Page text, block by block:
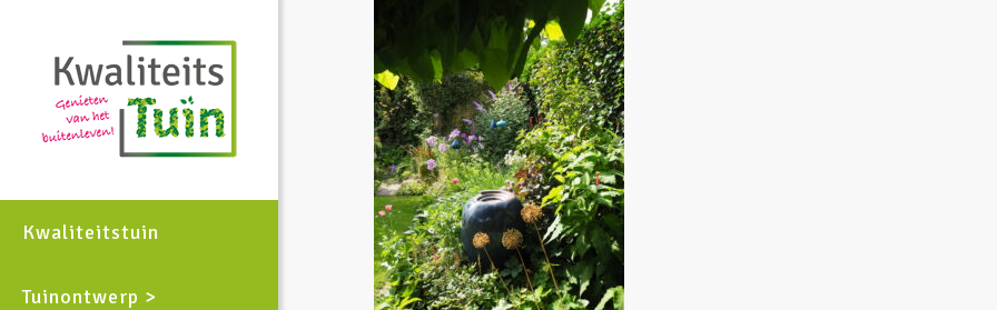
Kwaliteitstuin
Tuinontwerp >